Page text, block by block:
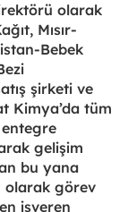
olarak
Mısır-
Bebek
şirketi ve
Kimya’da tüm
gelişim
bu yana
olarak görev
işveren